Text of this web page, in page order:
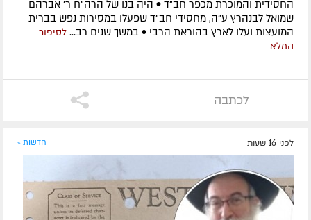
החסידית והמוכרת מכפר חב"ד • היה בנו של הרה"ח ר' אברהם
שמואל לבנהרץ ע"ה, מחסידי חב"ד שפעלו במסירות נפש בברית
המועצות ועלו לארץ בהוראת הרבי • במשך שנים רב... לסיפור
המלא
לכתבה
לפני 16 שעות חדשות »